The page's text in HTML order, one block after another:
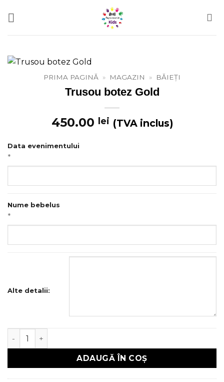
PRIMA PAGINĂ » MAGAZIN » BĂIEȚI
Trusou botez Gold
450.00 lei (TVA inclus)
Data evenimentului
*
Nume bebelus
*
Alte detalii:
Cantitate Trusou botez Gold
ADAUGĂ ÎN COȘ